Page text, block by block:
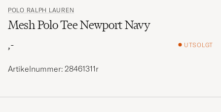
POLO RALPH LAUREN
Mesh Polo Tee Newport Navy
,-
UTSOLGT
Artikelnummer: 28461311r